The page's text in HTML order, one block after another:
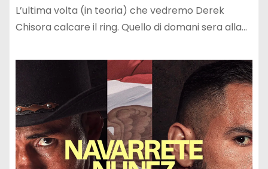
L’ultima volta (in teoria) che vedremo Derek
Chisora calcare il ring. Quello di domani sera alla…